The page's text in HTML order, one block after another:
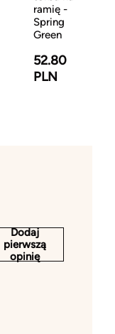
ramię -
Spring
Green
52.80
PLN
Dodaj
pierwszą
opinię